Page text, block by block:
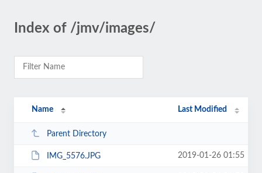
Index of /jmv/images/
Name Last Modified
Parent Directory
IMG_5576.JPG 2019-01-26 01:55